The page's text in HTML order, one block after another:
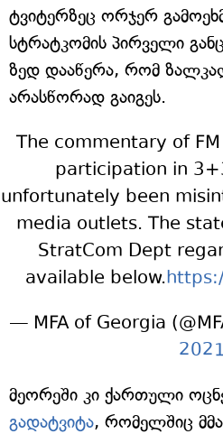
ტვიტერზეც ორჯერ
სტრატკომის პირველი
ზედ დააწერა, რომ
არასწორად გაიგეს.
The commentary of
participation in
unfortunately been
media outlets. The
StratCom Dept
available below.
— MFA of Georgia
2021
მეორეში კი ქართული
გადატვიტა, რომელშიც